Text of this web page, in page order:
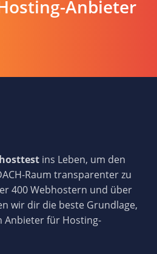
Anbieter
hosttest ins Leben, um den
Raum transparenter zu
400 Webhostern und über
wir dir die beste Grundlage,
Anbieter für Hosting-